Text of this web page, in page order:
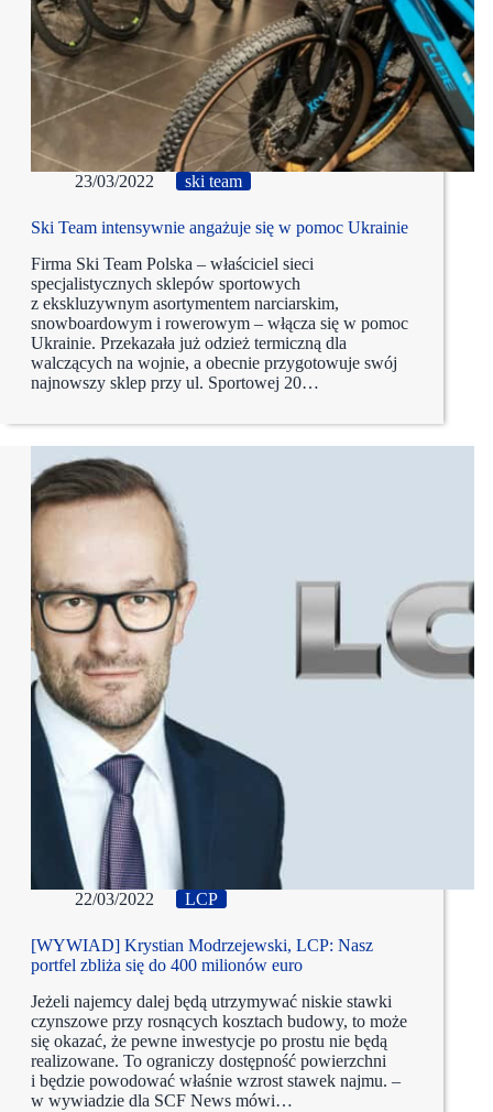
23/03/2022 ski team
Ski Team intensywnie angażuje się w pomoc Ukrainie
Firma Ski Team Polska – właściciel sieci
specjalistycznych sklepów sportowych
z ekskluzywnym asortymentem narciarskim,
snowboardowym i rowerowym – włącza się w pomoc
Ukrainie. Przekazała już odzież termiczną dla
walczących na wojnie, a obecnie przygotowuje swój
najnowszy sklep przy ul. Sportowej 20…
22/03/2022 LCP
[WYWIAD] Krystian Modrzejewski, LCP: Nasz
portfel zbliża się do 400 milionów euro
Jeżeli najemcy dalej będą utrzymywać niskie stawki
czynszowe przy rosnących kosztach budowy, to może
się okazać, że pewne inwestycje po prostu nie będą
realizowane. To ograniczy dostępność powierzchni
i będzie powodować właśnie wzrost stawek najmu. –
w wywiadzie dla SCF News mówi…